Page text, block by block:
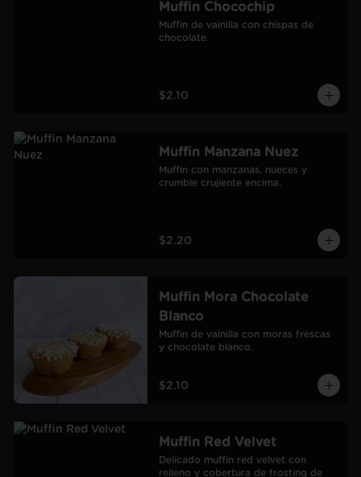
Muffin Chocochip
Muffin de vainilla con chispas de
chocolate.
$2.10
Muffin Manzana Nuez
Muffin con manzanas, nueces y
crumble crujiente encima.
$2.20
Muffin Mora Chocolate
Blanco
Muffin de vainilla con moras frescas
y chocolate blanco.
$2.10
Muffin Red Velvet
Delicado muffin red velvet con
relleno y cobertura de frosting de